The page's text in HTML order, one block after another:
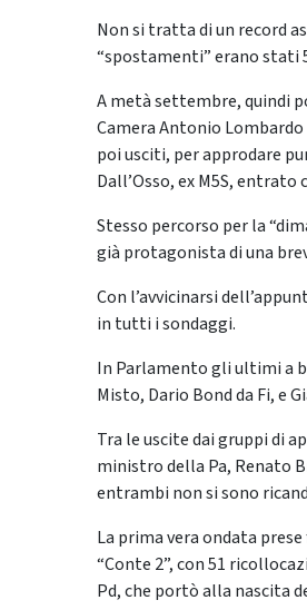
Non si tratta di un record
“spostamenti” erano stati
A metà settembre, quindi
Camera Antonio
poi usciti, per approdare
Dall’Osso, ex M5S,
Stesso percorso per la
già protagonista di una
Con l’avvicinarsi
in tutti i sondaggi.
In Parlamento gli ultimi a
Misto, Dario Bond da Fi, e
Tra le uscite dai gruppi di
ministro della Pa, Renato
entrambi non si sono
La prima vera ondata
“Conte 2”, con 51
Pd, che portò alla nascita